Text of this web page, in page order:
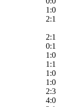
1:0
2:1
2:1
0:1
1:0
1:1
1:0
1:0
2:3
4:0